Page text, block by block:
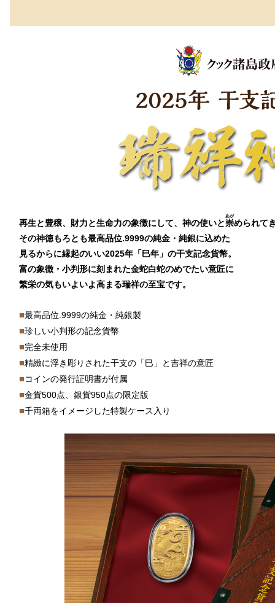
再生と豊穣、財力と生命力の象徴にして、神の使いと崇
あが
められて
その神徳もろとも最高品位.9999の純金・純銀に込めた
見るからに縁起のいい2025年「巳年」の干支記念貨幣。
富の象徴・小判形に刻まれた金蛇白蛇のめでたい意匠に
繁栄の気もいよいよ高まる瑞祥の至宝です。
■最高品位.9999の純金・純銀製
■珍しい小判形の記念貨幣
■完全未使用
■精緻に浮き彫りされた干支の「巳」と吉祥の意匠
■コインの発行証明書が付属
■金貨500点、銀貨950点の限定版
■千両箱をイメージした特製ケース入り